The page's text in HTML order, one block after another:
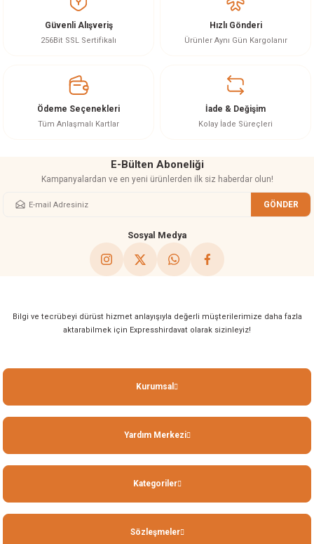
Görüş ve önerileriniz için teşekkür ederiz.
Ürün resmi kalitesiz, bozuk veya görüntülenemiyor.
Ürün bilgilerinde hatalar bulunuyor.
Bu ürüne benzer farklı alternatifler olmalı.
Güvenli Alışveriş
256Bit SSL Sertifikalı
Hızlı Gönderi
Ürünler Aynı Gün Kargolanır
Ödeme Seçenekleri
Tüm Anlaşmalı Kartlar
İade & Değişim
Kolay İade Süreçleri
E-Bülten Aboneliği
Kampanyalardan ve en yeni ürünlerden ilk siz haberdar olun!
GÖNDER
Sosyal Medya
Bilgi ve tecrübeyi dürüst hizmet anlayışıyla değerli müşterilerimize daha fazla
aktarabilmek için Expresshirdavat olarak sizinleyiz!
Kurumsal
Yardım Merkezi
Kategoriler
Sözleşmeler